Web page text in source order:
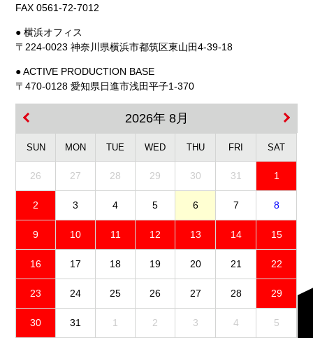
FAX 0561-72-7012
● 横浜オフィス
〒224-0023 神奈川県横浜市都筑区東山田4-39-18
● ACTIVE PRODUCTION BASE
〒470-0128 愛知県日進市浅田平子1-370
2026年 8月
SUN MON TUE WED THU FRI SAT
26 27 28 29 30 31 1
2 3 4 5 6 7 8
9 10 11 12 13 14 15
16 17 18 19 20 21 22
23 24 25 26 27 28 29
30 31 1 2 3 4 5